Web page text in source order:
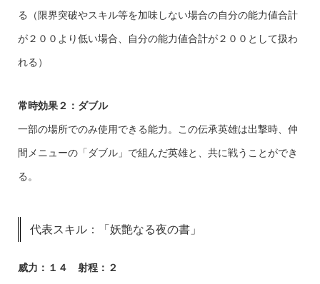
る（限界突破やスキル等を加味しない場合の自分の能力値合計
が２００より低い場合、自分の能力値合計が２００として扱わ
れる）
常時効果２：ダブル
一部の場所でのみ使用できる能力。この伝承英雄は出撃時、仲
間メニューの「ダブル」で組んだ英雄と、共に戦うことができ
る。
代表スキル：「妖艶なる夜の書」
威力：１４ 射程：２